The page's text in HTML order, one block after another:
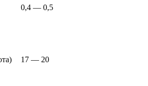
0,4 — 0,5
17 — 20